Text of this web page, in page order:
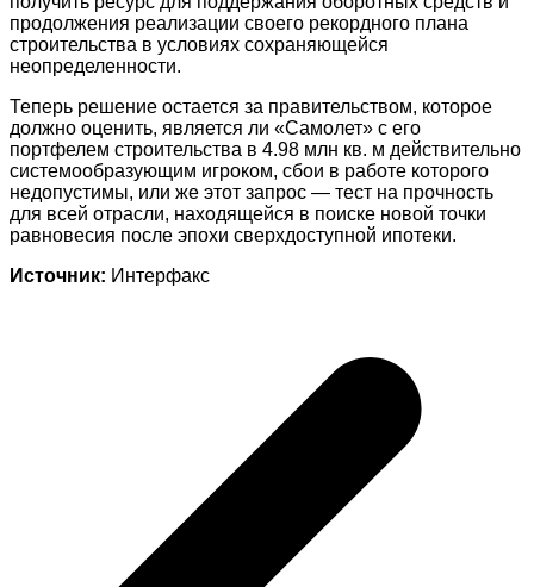
продолжения реализации своего рекордного плана
строительства в условиях сохраняющейся
неопределенности.
Теперь решение остается за правительством, которое
должно оценить, является ли «Самолет» с его
портфелем строительства в 4.98 млн кв. м действительно
системообразующим игроком, сбои в работе которого
недопустимы, или же этот запрос — тест на прочность
для всей отрасли, находящейся в поиске новой точки
равновесия после эпохи сверхдоступной ипотеки.
Источник: Интерфакс